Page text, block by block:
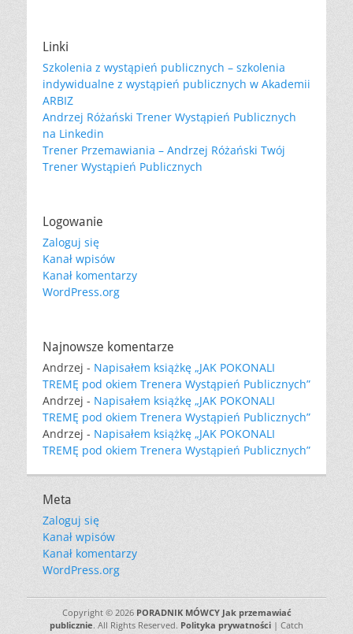
Linki
Szkolenia z wystąpień publicznych – szkolenia
indywidualne z wystąpień publicznych w Akademii
ARBIZ
Andrzej Różański Trener Wystąpień Publicznych
na Linkedin
Trener Przemawiania – Andrzej Różański Twój
Trener Wystąpień Publicznych
Logowanie
Zaloguj się
Kanał wpisów
Kanał komentarzy
WordPress.org
Najnowsze komentarze
Andrzej - Napisałem książkę „JAK POKONALI
TREMĘ pod okiem Trenera Wystąpień Publicznych”
Andrzej - Napisałem książkę „JAK POKONALI
TREMĘ pod okiem Trenera Wystąpień Publicznych”
Andrzej - Napisałem książkę „JAK POKONALI
TREMĘ pod okiem Trenera Wystąpień Publicznych”
Meta
Zaloguj się
Kanał wpisów
Kanał komentarzy
WordPress.org
Copyright © 2026 PORADNIK MÓWCY Jak przemawiać
publicznie. All Rights Reserved. Polityka prywatności | Catch